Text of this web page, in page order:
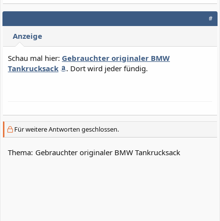
#
Anzeige
Schau mal hier: Gebrauchter originaler BMW
Tankrucksack
. Dort wird jeder fündig.
Für weitere Antworten geschlossen.
Thema: Gebrauchter originaler BMW Tankrucksack